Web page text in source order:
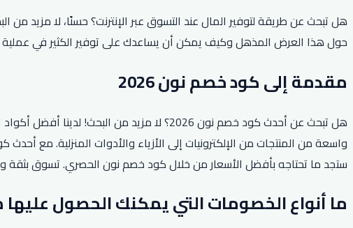
حول هذا العرض المذهل وكيف يمكن أن يساعدك على توفير الكثير في عملية
مقدمة إلى كود خصم نون 2026
ستجد ما تحتاجه بأفضل الأسعار من خلال كود خصم نون الحصري. تسوق بثقة
ما أنواع الخصومات التي يمكنك الحصول عليها